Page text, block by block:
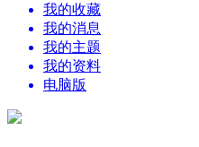
我的收藏
我的消息
我的主题
我的资料
电脑版